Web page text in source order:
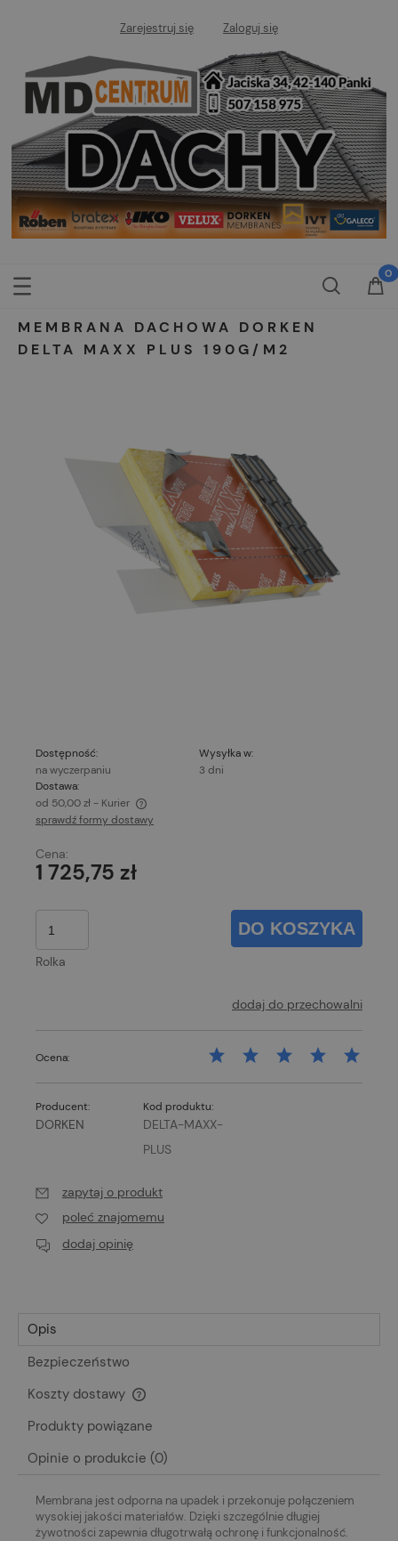
Zarejestruj się Zaloguj się
MEMBRANA DACHOWA DORKEN
DELTA MAXX PLUS 190G/M2
Dostępność:
na wyczerpaniu
Wysyłka w:
3 dni
Dostawa:
od 50,00 zł - Kurier
Cena nie zawiera ewentualnych kosztów płatności
sprawdź formy dostawy
Cena:
1 725,75 zł
Rolka
DO KOSZYKA
dodaj do przechowalni
Ocena:
Producent:
DORKEN
Kod produktu:
DELTA-MAXX-
PLUS
zapytaj o produkt
poleć znajomemu
dodaj opinię
Opis
Bezpieczeństwo
Koszty dostawy
Cena nie zawiera ewentualnych kosztów płatności
Produkty powiązane
Opinie o produkcie (0)
Membrana jest odporna na upadek i przekonuje połączeniem
wysokiej jakości materiałów. Dzięki szczególnie długiej
żywotności zapewnia długotrwałą ochronę i funkcjonalność.